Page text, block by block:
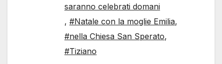
saranno celebrati domani
, #Natale con la moglie Emilia,
#nella Chiesa San Sperato,
#Tiziano